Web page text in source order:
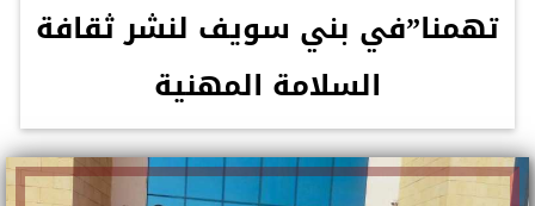
تهمنا”في بني سويف لنشر ثقافة
السلامة المهنية